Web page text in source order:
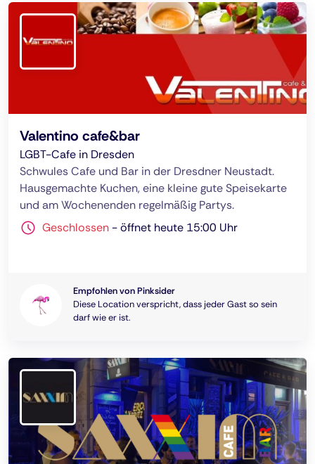
Valentino cafe&bar
LGBT-Cafe in Dresden
Schwules Cafe und Bar in der Dresdner Neustadt.
Hausgemachte Kuchen, eine kleine gute Speisekarte
und am Wochenenden regelmäßig Partys.
Geschlossen -öffnet heute 15:00 Uhr
Empfohlen von Pinksider
Diese Location verspricht, dass jeder Gast so sein
darf wie er ist.